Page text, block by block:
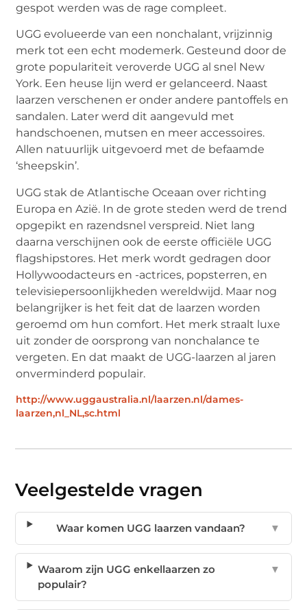
gespot werden was de rage compleet.
UGG evolueerde van een nonchalant, vrijzinnig
merk tot een echt modemerk. Gesteund door de
grote populariteit veroverde UGG al snel New
York. Een heuse lijn werd er gelanceerd. Naast
laarzen verschenen er onder andere pantoffels en
sandalen. Later werd dit aangevuld met
handschoenen, mutsen en meer accessoires.
Allen natuurlijk uitgevoerd met de befaamde
‘sheepskin’.
UGG stak de Atlantische Oceaan over richting
Europa en Azië. In de grote steden werd de trend
opgepikt en razendsnel verspreid. Niet lang
daarna verschijnen ook de eerste officiële UGG
flagshipstores. Het merk wordt gedragen door
Hollywoodacteurs en -actrices, popsterren, en
televisiepersoonlijkheden wereldwijd. Maar nog
belangrijker is het feit dat de laarzen worden
geroemd om hun comfort. Het merk straalt luxe
uit zonder de oorsprong van nonchalance te
vergeten. En dat maakt de UGG-laarzen al jaren
onverminderd populair.
http://www.uggaustralia.nl/laarzen.nl/dames-
laarzen,nl_NL,sc.html
Veelgestelde vragen
Waar komen UGG laarzen vandaan? ▼
Waarom zijn UGG enkellaarzen zo
populair?
▼